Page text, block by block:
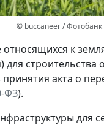
© buccaneer / Фотобанк
к
акта о
ФЗ).
для